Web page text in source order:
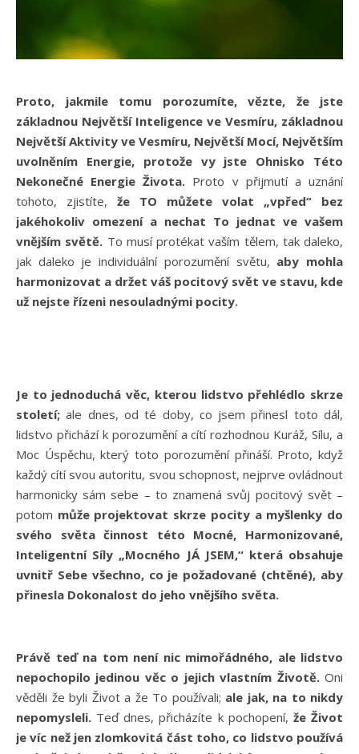
Proto, jakmile tomu porozumíte, vězte, že jste
základnou Největší Inteligence ve Vesmíru, základnou
Největší Aktivity ve Vesmíru, Největší Mocí, Největším
uvolněním Energie, protože vy jste Ohnisko Této
Nekonečné Energie Života. Proto v přijmutí a uznání
tohoto, zjistíte, že TO můžete volat „vpřed“ bez
jakéhokoliv omezení a nechat To jednat ve vašem
vnějším světě. To musí protékat vaším tělem, tak daleko,
jak daleko je individuální porozumění světu, aby mohla
harmonizovat a držet váš pocitový svět ve stavu, kde
už nejste řízeni nesouladnými pocity.
Je to jednoduchá věc, kterou lidstvo přehlédlo skrze
století; ale dnes, od té doby, co jsem přinesl toto dál,
lidstvo přichází k porozumění a cítí rozhodnou Kuráž, Sílu, a
Moc Úspěchu, který toto porozumění přináší. Proto, když
každý cítí svou autoritu, svou schopnost, nejprve ovládnout
harmonicky sám sebe – to znamená svůj pocitový svět –
potom může projektovat skrze pocity a myšlenky do
svého světa činnost této Mocné, Harmonizované,
Inteligentní Síly „Mocného JÁ JSEM,“ která obsahuje
uvnitř Sebe všechno, co je požadované (chtěné), aby
přinesla Dokonalost do jeho vnějšího světa.
Právě teď na tom není nic mimořádného, ale lidstvo
nepochopilo jedinou věc o jejich vlastním Životě.Oni
věděli že byli Život a že To používali; ale jak, na to nikdy
nepomysleli. Teď dnes, přicházíte k pochopení, že Život
je víc než jen zlomkovitá část toho, co lidstvo používá